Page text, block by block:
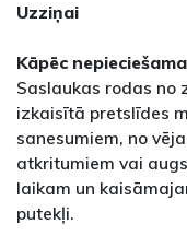
Uzziņai
Kāpēc
Saslaukas rodas no
izkaisītā pretslīdes
sanesumiem, no
atkritumiem vai
laikam un
putekļi.